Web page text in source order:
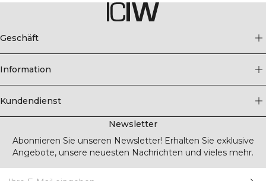
Geschäft
Information
Kundendienst
Newsletter
Abonnieren Sie unseren Newsletter! Erhalten Sie exklusive
Angebote, unsere neuesten Nachrichten und vieles mehr.